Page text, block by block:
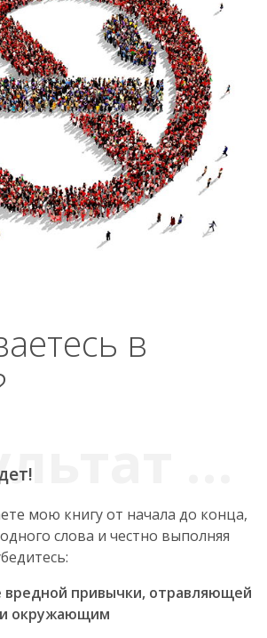
в
мою книгу от начала до конца,
слова и честно выполняя
вредной привычки, отравляющей
окружающим